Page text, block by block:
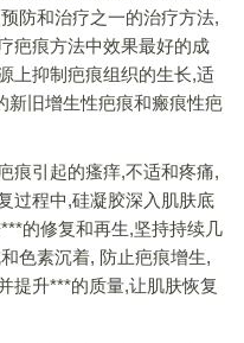
防和治疗之一的治疗方法,
疤痕方法中效果最好的成
上抑制疤痕组织的生长,适
新旧增生性疤痕和瘢痕性疤
引起的瘙痒,不适和疼痛,
过程中,硅凝胶深入肌肤底
的修复和再生,坚持持续几
色素沉着, 防止疤痕增生,
提升***的质量,让肌肤恢复